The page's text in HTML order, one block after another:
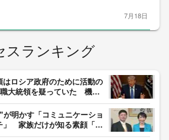
7月18日
スランキング
はロシア政府のために活動の
大統領を疑っていた 機密
査”印象づけか
が明かす「コミュニケーショ
」 家族だけが知る素顔「オ
りしている」